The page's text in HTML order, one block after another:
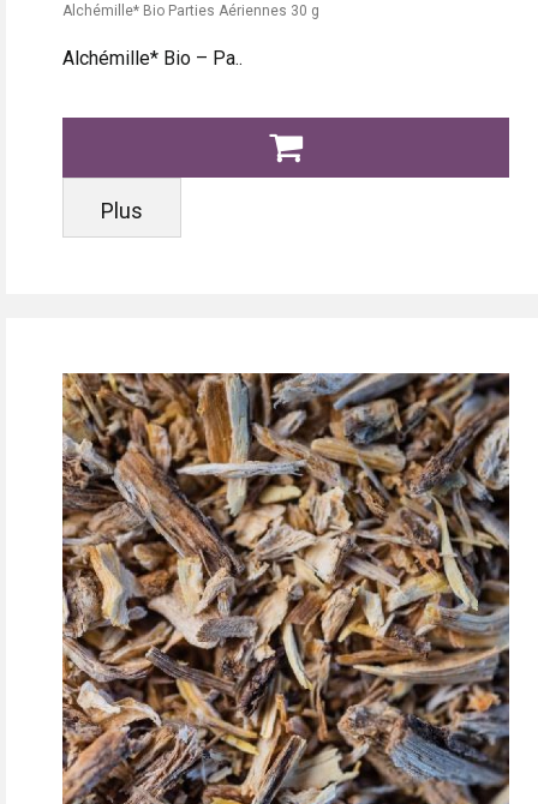
Alchémille* Bio Parties Aériennes 30 g
Alchémille* Bio – Pa..
Plus